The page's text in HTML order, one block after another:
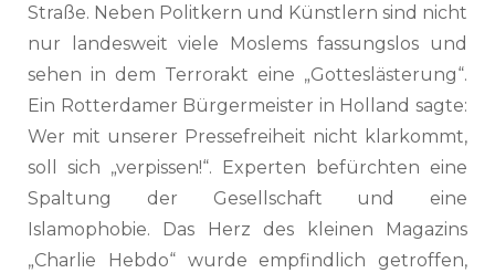
Straße. Neben Politkern und Künstlern sind nicht
nur landesweit viele Moslems fassungslos und
sehen in dem Terrorakt eine „Gotteslästerung“.
Ein Rotterdamer Bürgermeister in Holland sagte:
Wer mit unserer Pressefreiheit nicht klarkommt,
soll sich „verpissen!“. Experten befürchten eine
Spaltung der Gesellschaft und eine
Islamophobie. Das Herz des kleinen Magazins
„Charlie Hebdo“ wurde empfindlich getroffen,